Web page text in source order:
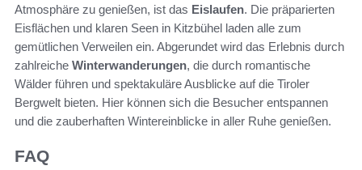
Atmosphäre zu genießen, ist das Eislaufen. Die präparierten
Eisflächen und klaren Seen in Kitzbühel laden alle zum
gemütlichen Verweilen ein. Abgerundet wird das Erlebnis durch
zahlreiche Winterwanderungen, die durch romantische
Wälder führen und spektakuläre Ausblicke auf die Tiroler
Bergwelt bieten. Hier können sich die Besucher entspannen
und die zauberhaften Wintereinblicke in aller Ruhe genießen.
FAQ